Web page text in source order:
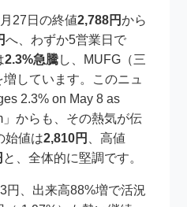
27日の終値2,788円から
へ、わずか5営業日で
2.3%急騰し、MUFG（三
しています。このニュ
2.3% on May 8 as
からも、その熱気が伝
始値は2,810円 、高値
と、全体的に堅調です。
円、出来高88%増で活況